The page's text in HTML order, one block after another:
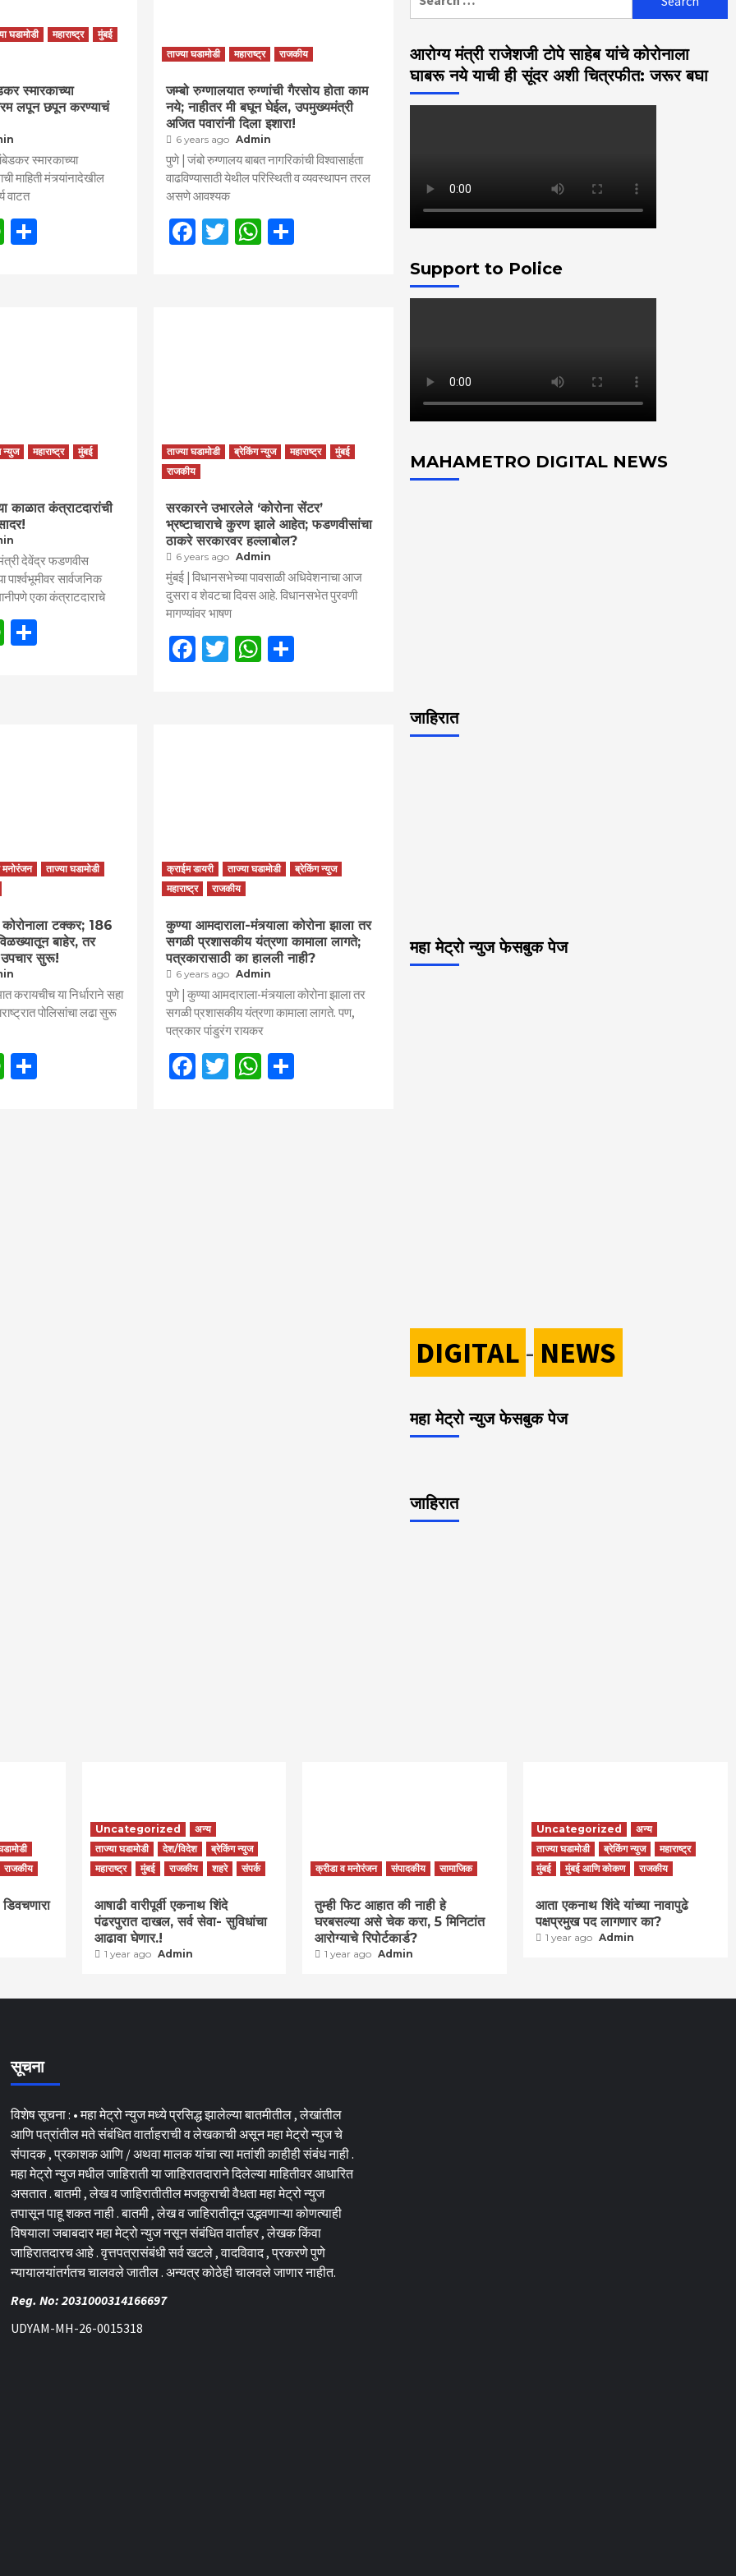
घडामोडी महाराष्ट्र
मुंबई
स्मारकाच्या
लपून छपून करण्याचं
स्मारकाच्या
माहिती मंत्र्यांनादेखील
वाटत
WhatsApp
ताज्या घडामोडी महाराष्ट्र राजकीय
जम्बो रुग्णालयात रुग्णांची गैरसोय होता काम
नये; नाहीतर मी बघून घेईल, उपमुख्यमंत्री
अजित पवारांनी दिला इशारा!
6 years ago Admin
पुणे | जंबो रुग्णालय बाबत नागरिकांची विश्वासार्हता
वाढविण्यासाठी येथील परिस्थिती व व्यवस्थापन तरल
असणे आवश्यक
Facebook
TwitterWhatsApp
Share
न्युज महाराष्ट्र
मुंबई
काळात कंत्राटदारांची
देवेंद्र फडणवीस
सार्वजनिक
एका कंत्राटदाराचे
WhatsApp
ताज्या घडामोडी ब्रेकिंग न्युज महाराष्ट्र
मुंबई
राजकीय
सरकारने उभारलेले ‘कोरोना सेंटर’
भ्रष्टाचाराचे कुरण झाले आहेत; फडणवीसांचा
ठाकरे सरकारवर हल्लाबोल?
6 years ago Admin
मुंबई | विधानसभेच्या पावसाळी अधिवेशनाचा आज
दुसरा व शेवटचा दिवस आहे. विधानसभेत पुरवणी
मागण्यांवर भाषण
Facebook
TwitterWhatsApp
Share
मनोरंजन
ताज्या घडामोडी
कोरोनाला टक्कर; 186
बाहेर, तर
सुरू!
करायचीच या निर्धाराने सहा
पोलिसांचा लढा सुरू
WhatsApp
क्राईम डायरी ताज्या घडामोडी
ब्रेकिंग न्युज
महाराष्ट्र
राजकीय
कुण्या आमदाराला-मंत्र्याला कोरोना झाला तर
सगळी प्रशासकीय यंत्रणा कामाला लागते;
पत्रकारासाठी का हालली नाही?
6 years ago Admin
पुणे | कुण्या आमदाराला-मंत्र्याला कोरोना झाला तर
सगळी प्रशासकीय यंत्रणा कामाला लागते. पण,
पत्रकार पांडुरंग रायकर
Facebook
TwitterWhatsApp
Share
आरोग्य मंत्री राजेशजी टोपे साहेब यांचे कोरोनाला
घाबरू नये याची ही सूंदर अशी चित्रफीत: जरूर बघा
Support to Police
MAHAMETRO DIGITAL NEWS
जाहिरात
महा मेट्रो न्युज फेसबुक पेज
DIGITAL - NEWS
महा मेट्रो न्युज फेसबुक पेज
जाहिरात
राजकीय
Uncategorized
अन्य
ताज्या घडामोडी
देश/विदेश
ब्रेकिंग न्युज
महाराष्ट्र
मुंबई राजकीय शहरे संपर्क
आषाढी वारीपूर्वी एकनाथ शिंदे
पंढरपुरात दाखल, सर्व सेवा- सुविधांचा
आढावा घेणार.!
1 year ago Admin
क्रीडा व मनोरंजन संपादकीय सामाजिक
तुम्ही फिट आहात की नाही हे
घरबसल्या असे चेक करा, 5 मिनिटांत
आरोग्याचे रिपोर्टकार्ड?
1 year ago Admin
Uncategorized
अन्य
ताज्या घडामोडी
ब्रेकिंग न्युज
महाराष्ट्र
मुंबई
मुंबई आणि कोकण राजकीय
आता एकनाथ शिंदे यांच्या नावापुढे
पक्षप्रमुख पद लागणार का?
1 year ago Admin
सूचना
विशेष सूचना : • महा मेट्रो न्युज मध्ये प्रसिद्ध झालेल्या बातमीतील , लेखांतील
आणि पत्रांतील मते संबंधित वार्ताहराची व लेखकाची असून महा मेट्रो न्युज चे
संपादक , प्रकाशक आणि / अथवा मालक यांचा त्या मतांशी काहीही संबंध नाही .
महा मेट्रो न्युज मधील जाहिराती या जाहिरातदाराने दिलेल्या माहितीवर आधारित
असतात . बातमी , लेख व जाहिरातीतील मजकुराची वैधता महा मेट्रो न्युज
तपासून पाहू शकत नाही . बातमी , लेख व जाहिरातीतून उद्भवणाऱ्या कोणत्याही
विषयाला जबाबदार महा मेट्रो न्युज नसून संबंधित वार्ताहर , लेखक किंवा
जाहिरातदारच आहे . वृत्तपत्रासंबंधी सर्व खटले , वादविवाद , प्रकरणे पुणे
न्यायालयांतर्गतच चालवले जातील . अन्यत्र कोठेही चालवले जाणार नाहीत.
Reg. No: 2031000314166697
UDYAM-MH-26-0015318